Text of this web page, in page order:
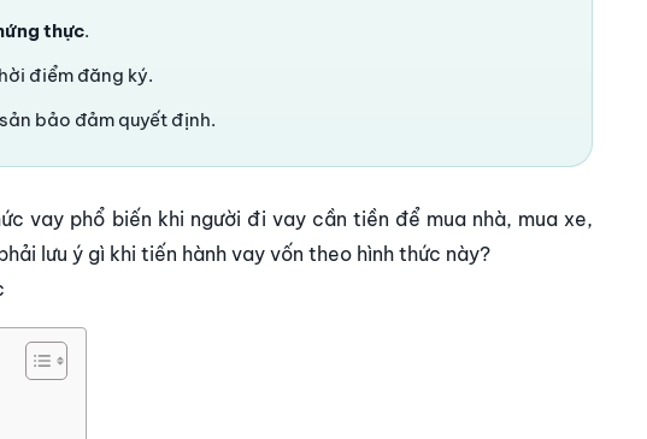
thực.
điểm đăng ký.
bảo đảm quyết định.
vay phổ biến khi người đi vay cần tiền để mua nhà, mua xe,
lưu ý gì khi tiến hành vay vốn theo hình thức này?